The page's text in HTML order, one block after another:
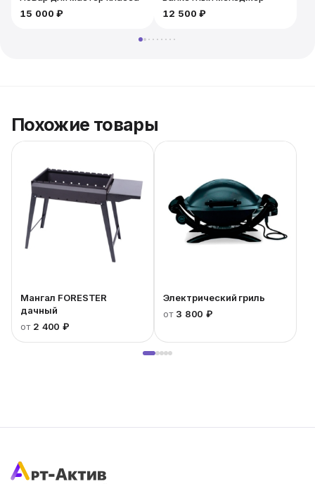
15 000 ₽
12 500 ₽
Похожие товары
Мангал FORESTER
дачный
от 2 400 ₽
Электрический гриль
от 3 800 ₽